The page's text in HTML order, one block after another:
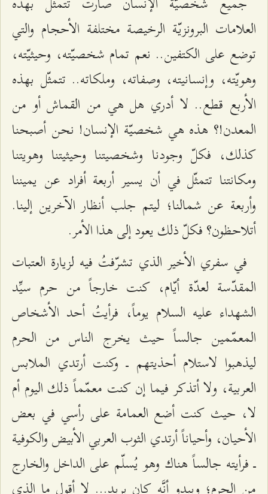
العلامات البرونزيّة الرخيصة مختلفة الأحجام والتي
توضع على الكتفين.. نعم تمام شخصيّته، وحيثيّته،
وهويّته، وإنسانيته، وصفاته، وملكاته.. تتمثّل بهذه
الأربع قطع.. لا أدري هل هي من القماش أو من
المعدن!؟ هذه هي شخصيّة الإنسان! نحن أصبحنا
كذلك، فكلّ وجودنا وشخصيتنا وحيثيتنا وهويتنا
ومكانتنا تتمثّل في أن يسير أربعة أفراد عن يميننا
وأربعة عن شمالنا؛ ليتم جلب أنظار الآخرين إلينا.
أتلاحظون؟ فكلّ ذلك يعود إلى هذا الأمر.
في سفري الأخير الذي تشرّفتُ فيه لزيارة العتبات
المقدّسة لعدّة أيّام، كنت خارجاً من حرم سيِّد
الشهداء عليه السلام يوماً، فرأيتُ أحد الأشخاص
المعمّمين جالساً حيث يخرج الناس من الحرم
ليذهبوا لاستلام أحذيتهم ــ وكنت أرتدي الملابس
العربية، ولا أتذكر فيما إن كنت معمّماً ذلك اليوم أم
لا، حيث كنت أضع العمامة على رأسي في بعض
الأحيان، وأحياناً أرتدي الثوب العربي الأبيض والكوفية
ــ فرأيته جالساً هناك وهو يُسلّم على الداخل والخارج
من الحرم؛ ويبدو أنَّه كان يريد... لا أقول ما الذي